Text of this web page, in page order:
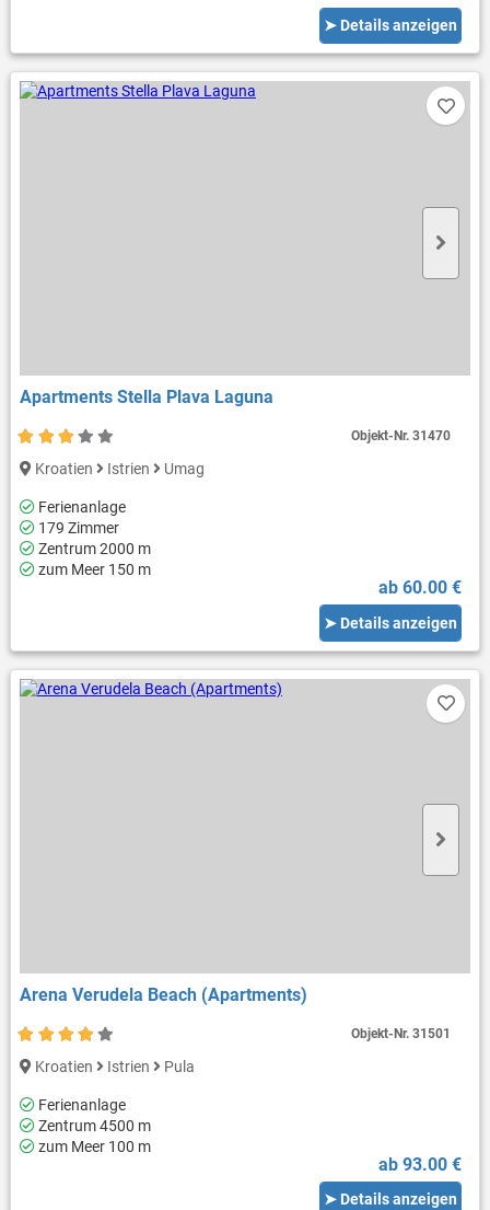
➤ Details anzeigen
Apartments Stella Plava Laguna
Kroatien Istrien Umag
Ferienanlage
179 Zimmer
Zentrum 2000 m
zum Meer 150 m
ab 60.00 €
➤ Details anzeigen
Objekt-Nr.31470
Arena Verudela Beach (Apartments)
Kroatien Istrien Pula
Ferienanlage
Zentrum 4500 m
zum Meer 100 m
ab 93.00 €
➤ Details anzeigen
Objekt-Nr.31501